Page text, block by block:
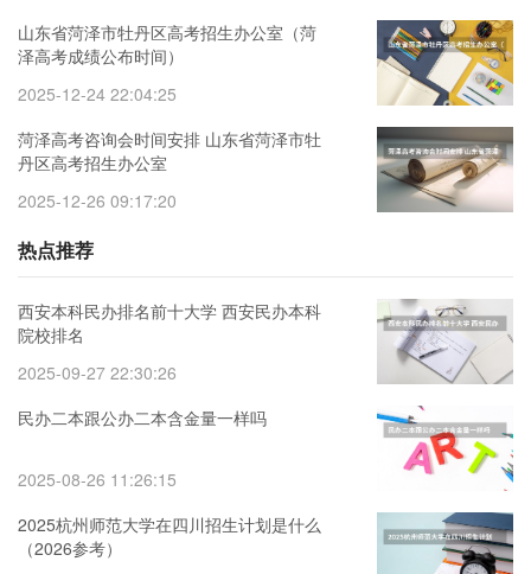
山东省菏泽市牡丹区高考招生办公室（菏
泽高考成绩公布时间）
2025-12-24 22:04:25
菏泽高考咨询会时间安排 山东省菏泽市牡
丹区高考招生办公室
2025-12-26 09:17:20
热点推荐
西安本科民办排名前十大学 西安民办本科
院校排名
2025-09-27 22:30:26
民办二本跟公办二本含金量一样吗
2025-08-26 11:26:15
2025杭州师范大学在四川招生计划是什么
（2026参考）